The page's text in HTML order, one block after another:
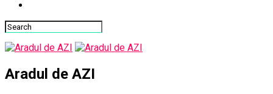
Aradul de AZI